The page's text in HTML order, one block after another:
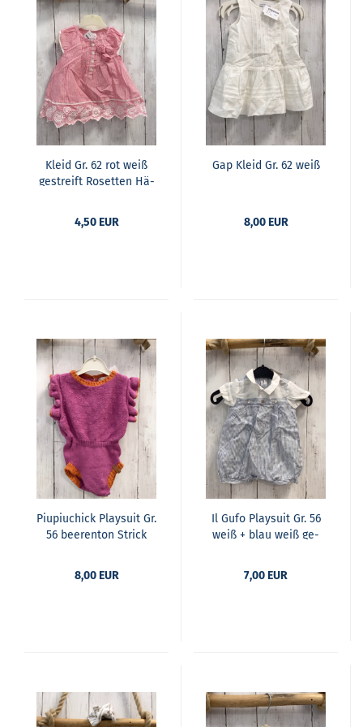
Kleid Gr. 62 rot weiß
ge­streift Ro­set­ten Hä­
4,50 EUR
Gap Kleid Gr. 62 weiß
8,00 EUR
Piu­piuchick Play­suit Gr.
56 bee­ren­ton Strick
8,00 EUR
Il Gufo Play­suit Gr. 56
weiß + blau weiß ge­
7,00 EUR